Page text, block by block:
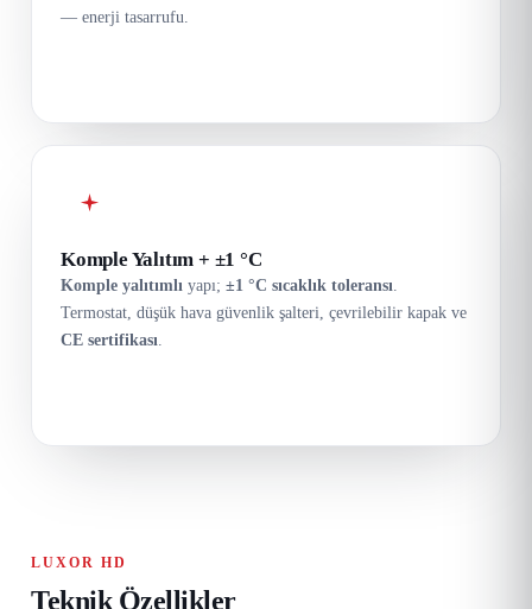
— enerji tasarrufu.
Komple Yalıtım + ±1 °C
Komple yalıtımlı yapı; ±1 °C sıcaklık toleransı
Termostat, düşük hava güvenlik şalteri, çevrilebilir kapak ve
CE sertifikası
LUXOR HD
Teknik Özellikler